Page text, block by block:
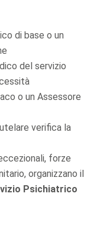
di base o un
del servizio
o un Assessore
verifica la
forze
organizzano il
Psichiatrico